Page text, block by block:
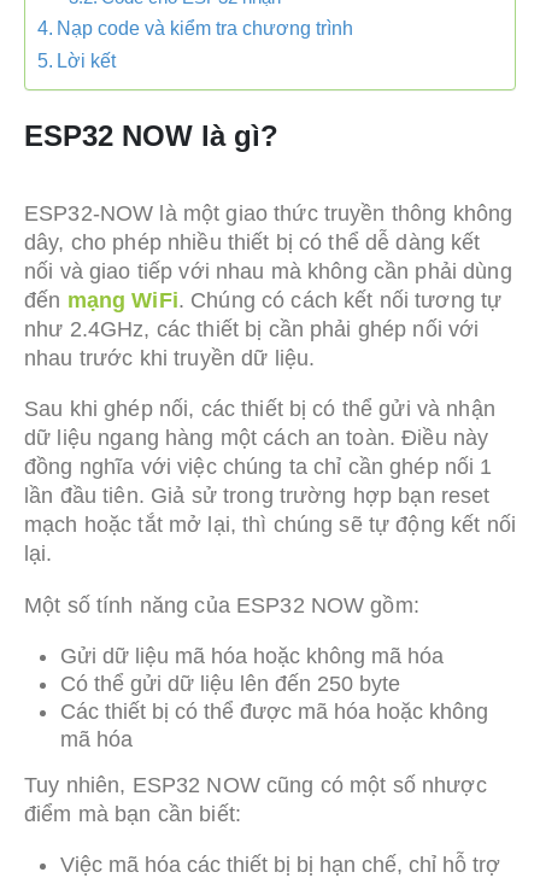
Nạp code và kiểm tra chương trình
Lời kết
ESP32 NOW là gì?
ESP32-NOW là một giao thức truyền thông không
dây, cho phép nhiều thiết bị có thể dễ dàng kết
nối và giao tiếp với nhau mà không cần phải dùng
đến mạng WiFi. Chúng có cách kết nối tương tự
như 2.4GHz, các thiết bị cần phải ghép nối với
nhau trước khi truyền dữ liệu.
Sau khi ghép nối, các thiết bị có thể gửi và nhận
dữ liệu ngang hàng một cách an toàn. Điều này
đồng nghĩa với việc chúng ta chỉ cần ghép nối 1
lần đầu tiên. Giả sử trong trường hợp bạn reset
mạch hoặc tắt mở lại, thì chúng sẽ tự động kết nối
lại.
Một số tính năng của ESP32 NOW gồm:
Gửi dữ liệu mã hóa hoặc không mã hóa
Có thể gửi dữ liệu lên đến 250 byte
Các thiết bị có thể được mã hóa hoặc không
mã hóa
Tuy nhiên, ESP32 NOW cũng có một số nhược
điểm mà bạn cần biết:
Việc mã hóa các thiết bị bị hạn chế, chỉ hỗ trợ